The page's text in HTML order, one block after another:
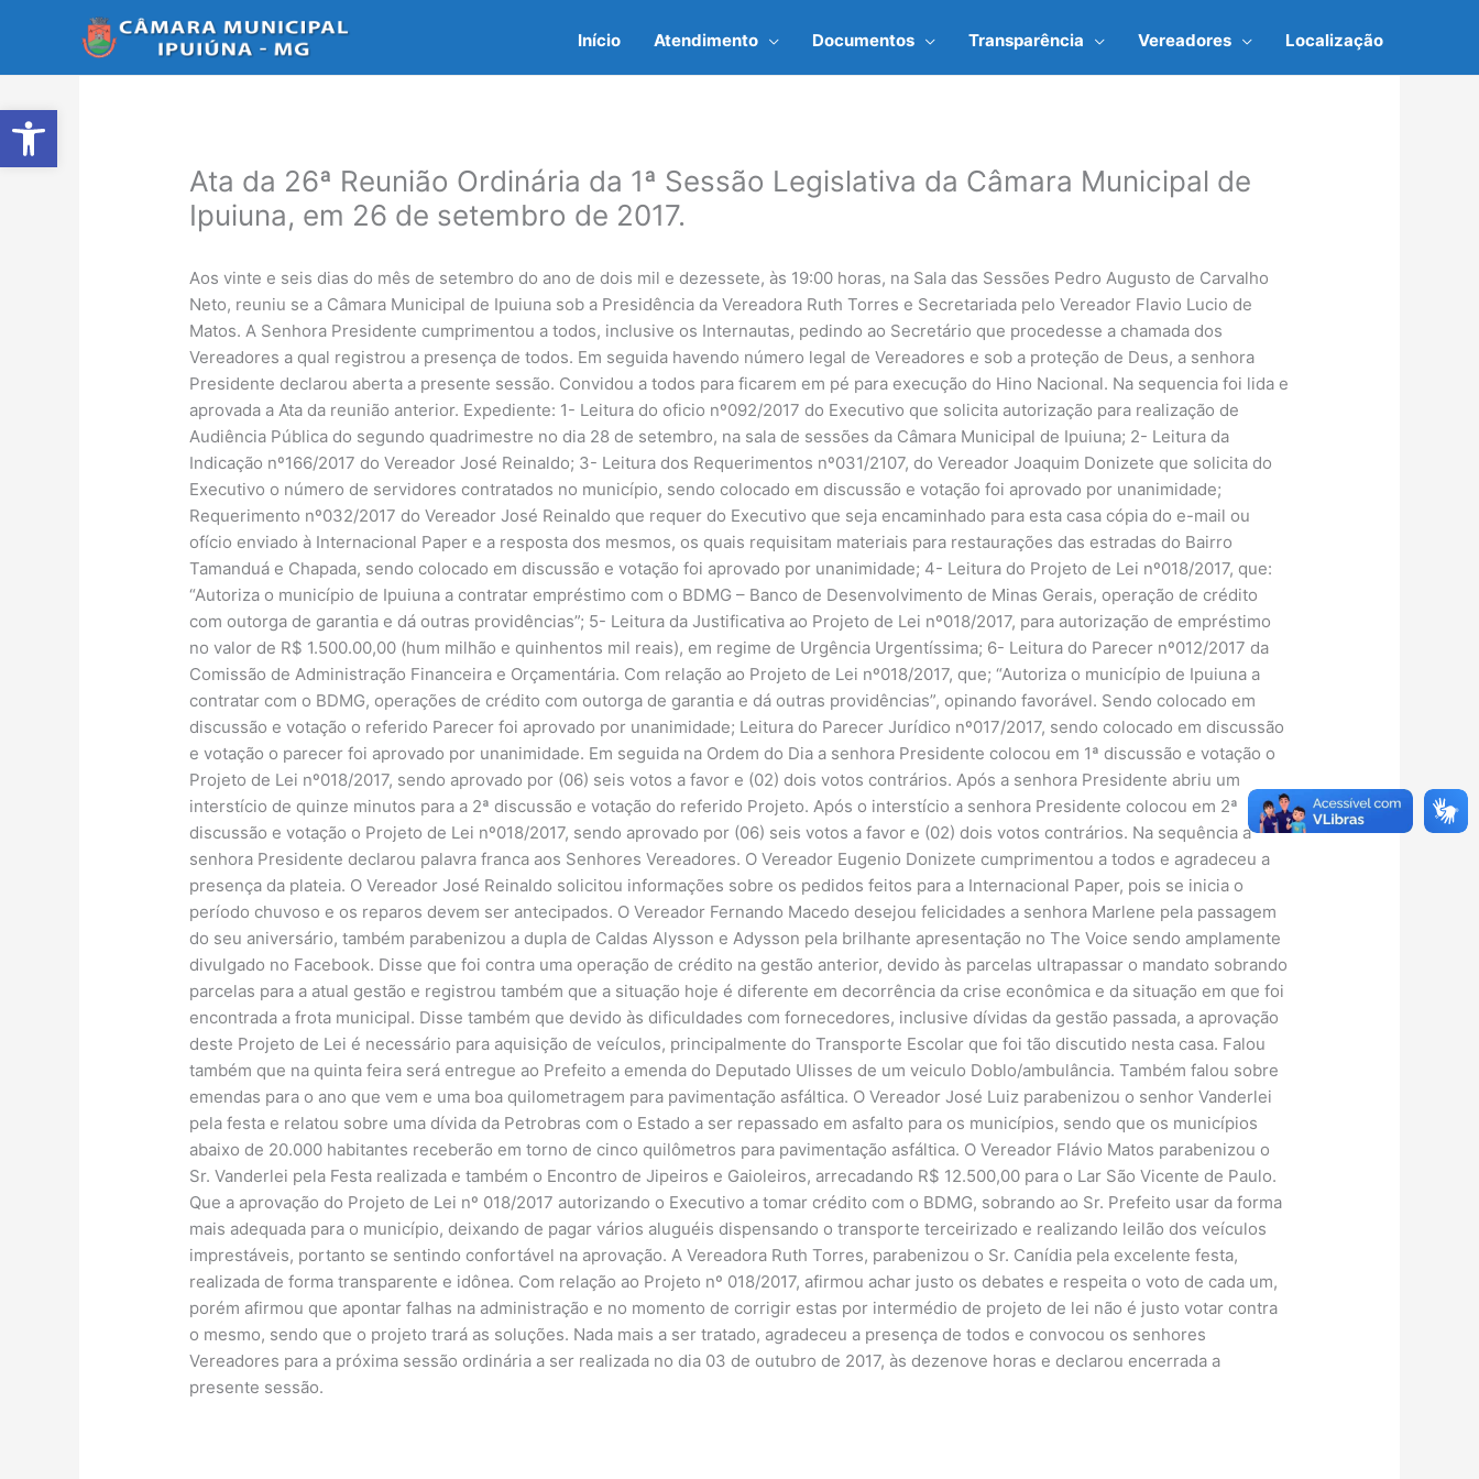
Abrir a barra de ferramentas
Início Atendimento Documentos Transparência Vereadores Localização
Ata da 26ª Reunião Ordinária da 1ª Sessão Legislativa da Câmara Municipal de
Ipuiuna, em 26 de setembro de 2017.
Aos vinte e seis dias do mês de setembro do ano de dois mil e dezessete, às 19:00 horas, na Sala das Sessões Pedro Augusto de Carvalho
Neto, reuniu se a Câmara Municipal de Ipuiuna sob a Presidência da Vereadora Ruth Torres e Secretariada pelo Vereador Flavio Lucio de
Matos. A Senhora Presidente cumprimentou a todos, inclusive os Internautas, pedindo ao Secretário que procedesse a chamada dos
Vereadores a qual registrou a presença de todos. Em seguida havendo número legal de Vereadores e sob a proteção de Deus, a senhora
Presidente declarou aberta a presente sessão. Convidou a todos para ficarem em pé para execução do Hino Nacional. Na sequencia foi lida e
aprovada a Ata da reunião anterior. Expediente: 1- Leitura do oficio nº092/2017 do Executivo que solicita autorização para realização de
Audiência Pública do segundo quadrimestre no dia 28 de setembro, na sala de sessões da Câmara Municipal de Ipuiuna; 2- Leitura da
Indicação nº166/2017 do Vereador José Reinaldo; 3- Leitura dos Requerimentos nº031/2107, do Vereador Joaquim Donizete que solicita do
Executivo o número de servidores contratados no município, sendo colocado em discussão e votação foi aprovado por unanimidade;
Requerimento nº032/2017 do Vereador José Reinaldo que requer do Executivo que seja encaminhado para esta casa cópia do e-mail ou
ofício enviado à Internacional Paper e a resposta dos mesmos, os quais requisitam materiais para restaurações das estradas do Bairro
Tamanduá e Chapada, sendo colocado em discussão e votação foi aprovado por unanimidade; 4- Leitura do Projeto de Lei nº018/2017, que:
“Autoriza o município de Ipuiuna a contratar empréstimo com o BDMG – Banco de Desenvolvimento de Minas Gerais, operação de crédito
com outorga de garantia e dá outras providências”; 5- Leitura da Justificativa ao Projeto de Lei nº018/2017, para autorização de empréstimo
no valor de R$ 1.500.00,00 (hum milhão e quinhentos mil reais), em regime de Urgência Urgentíssima; 6- Leitura do Parecer nº012/2017 da
Comissão de Administração Financeira e Orçamentária. Com relação ao Projeto de Lei nº018/2017, que; “Autoriza o município de Ipuiuna a
contratar com o BDMG, operações de crédito com outorga de garantia e dá outras providências”, opinando favorável. Sendo colocado em
discussão e votação o referido Parecer foi aprovado por unanimidade; Leitura do Parecer Jurídico nº017/2017, sendo colocado em discussão
e votação o parecer foi aprovado por unanimidade. Em seguida na Ordem do Dia a senhora Presidente colocou em 1ª discussão e votação o
Projeto de Lei nº018/2017, sendo aprovado por (06) seis votos a favor e (02) dois votos contrários. Após a senhora Presidente abriu um
interstício de quinze minutos para a 2ª discussão e votação do referido Projeto. Após o interstício a senhora Presidente colocou em 2ª
discussão e votação o Projeto de Lei nº018/2017, sendo aprovado por (06) seis votos a favor e (02) dois votos contrários. Na sequência a
senhora Presidente declarou palavra franca aos Senhores Vereadores. O Vereador Eugenio Donizete cumprimentou a todos e agradeceu a
presença da plateia. O Vereador José Reinaldo solicitou informações sobre os pedidos feitos para a Internacional Paper, pois se inicia o
período chuvoso e os reparos devem ser antecipados. O Vereador Fernando Macedo desejou felicidades a senhora Marlene pela passagem
do seu aniversário, também parabenizou a dupla de Caldas Alysson e Adysson pela brilhante apresentação no The Voice sendo amplamente
divulgado no Facebook. Disse que foi contra uma operação de crédito na gestão anterior, devido às parcelas ultrapassar o mandato sobrando
parcelas para a atual gestão e registrou também que a situação hoje é diferente em decorrência da crise econômica e da situação em que foi
encontrada a frota municipal. Disse também que devido às dificuldades com fornecedores, inclusive dívidas da gestão passada, a aprovação
deste Projeto de Lei é necessário para aquisição de veículos, principalmente do Transporte Escolar que foi tão discutido nesta casa. Falou
também que na quinta feira será entregue ao Prefeito a emenda do Deputado Ulisses de um veiculo Doblo/ambulância. Também falou sobre
emendas para o ano que vem e uma boa quilometragem para pavimentação asfáltica. O Vereador José Luiz parabenizou o senhor Vanderlei
pela festa e relatou sobre uma dívida da Petrobras com o Estado a ser repassado em asfalto para os municípios, sendo que os municípios
abaixo de 20.000 habitantes receberão em torno de cinco quilômetros para pavimentação asfáltica. O Vereador Flávio Matos parabenizou o
Sr. Vanderlei pela Festa realizada e também o Encontro de Jipeiros e Gaioleiros, arrecadando R$ 12.500,00 para o Lar São Vicente de Paulo.
Que a aprovação do Projeto de Lei nº 018/2017 autorizando o Executivo a tomar crédito com o BDMG, sobrando ao Sr. Prefeito usar da forma
mais adequada para o município, deixando de pagar vários aluguéis dispensando o transporte terceirizado e realizando leilão dos veículos
imprestáveis, portanto se sentindo confortável na aprovação. A Vereadora Ruth Torres, parabenizou o Sr. Canídia pela excelente festa,
realizada de forma transparente e idônea. Com relação ao Projeto nº 018/2017, afirmou achar justo os debates e respeita o voto de cada um,
porém afirmou que apontar falhas na administração e no momento de corrigir estas por intermédio de projeto de lei não é justo votar contra
o mesmo, sendo que o projeto trará as soluções. Nada mais a ser tratado, agradeceu a presença de todos e convocou os senhores
Vereadores para a próxima sessão ordinária a ser realizada no dia 03 de outubro de 2017, às dezenove horas e declarou encerrada a
presente sessão.